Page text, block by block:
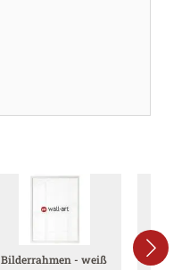
Bilderrahmen - weiß